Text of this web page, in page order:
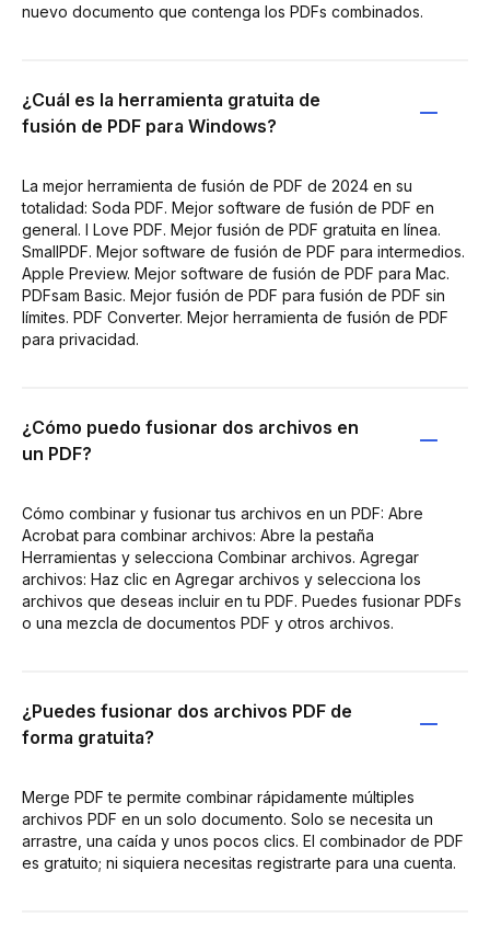
nuevo documento que contenga los PDFs combinados.
¿Cuál es la herramienta gratuita de
fusión de PDF para Windows?
La mejor herramienta de fusión de PDF de 2024 en su
totalidad: Soda PDF. Mejor software de fusión de PDF en
general. I Love PDF. Mejor fusión de PDF gratuita en línea.
SmallPDF. Mejor software de fusión de PDF para intermedios.
Apple Preview. Mejor software de fusión de PDF para Mac.
PDFsam Basic. Mejor fusión de PDF para fusión de PDF sin
límites. PDF Converter. Mejor herramienta de fusión de PDF
para privacidad.
¿Cómo puedo fusionar dos archivos en
un PDF?
Cómo combinar y fusionar tus archivos en un PDF: Abre
Acrobat para combinar archivos: Abre la pestaña
Herramientas y selecciona Combinar archivos. Agregar
archivos: Haz clic en Agregar archivos y selecciona los
archivos que deseas incluir en tu PDF. Puedes fusionar PDFs
o una mezcla de documentos PDF y otros archivos.
¿Puedes fusionar dos archivos PDF de
forma gratuita?
Merge PDF te permite combinar rápidamente múltiples
archivos PDF en un solo documento. Solo se necesita un
arrastre, una caída y unos pocos clics. El combinador de PDF
es gratuito; ni siquiera necesitas registrarte para una cuenta.